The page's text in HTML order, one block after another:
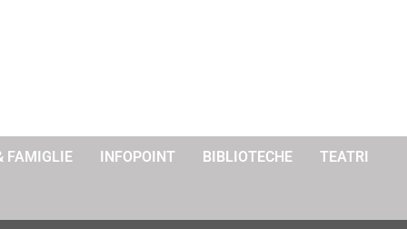
FAMIGLIE INFOPOINT BIBLIOTECHE TEATRI